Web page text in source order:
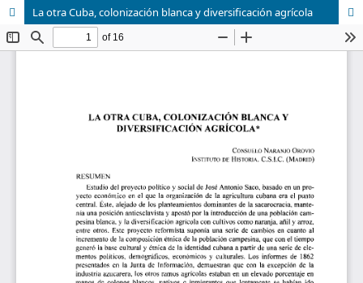
La otra Cuba, colonización blanca y diversificación agrícola